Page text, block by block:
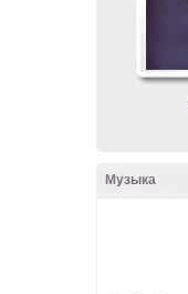
Музыка